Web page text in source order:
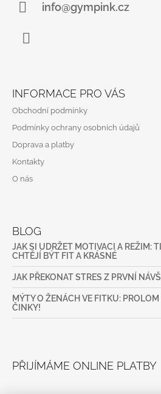
info@gympink.cz
INFORMACE PRO VÁS
Obchodní podmínky
Podmínky ochrany osobních údajů
Doprava a platby
Kontakty
O nás
BLOG
JAK SI UDRŽET MOTIVACI A REŽIM:
CHTĚJÍ BÝT FIT A KRÁSNÉ
JAK PŘEKONAT STRES Z PRVNÍ
MÝTY O ŽENÁCH VE FITKU: PROLOM
ČINKY!
PŘIJÍMÁME ONLINE PLATBY